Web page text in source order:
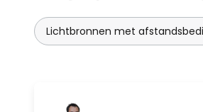
Lichtbronnen met